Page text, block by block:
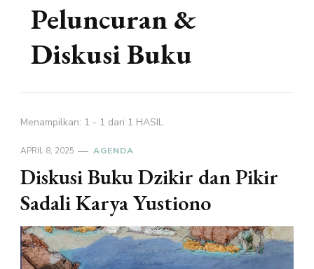
Peluncuran &
Diskusi Buku
Menampilkan: 1 - 1 dari 1 HASIL
APRIL 8, 2025 AGENDA
Diskusi Buku Dzikir dan Pikir
Sadali Karya Yustiono